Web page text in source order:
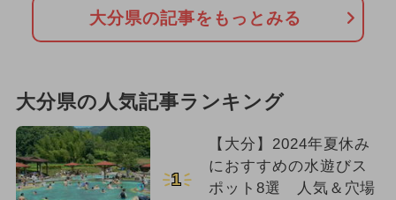
大分県の記事をもっとみる
大分県の人気記事ランキング
1
【大分】2024年夏休み
におすすめの水遊びス
ポット8選 人気＆穴場